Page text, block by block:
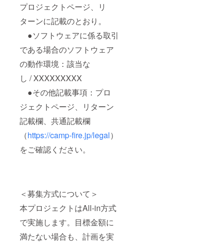
プロジェクトページ、リ
ターンに記載のとおり。
●ソフトウェアに係る取引
である場合のソフトウェア
の動作環境：該当な
し / XXXXXXXXX
●その他記載事項：プロ
ジェクトページ、リターン
記載欄、共通記載欄
（https://camp-fire.jp/legal）
をご確認ください。
＜募集方式について＞
本プロジェクトはAll-in方式
で実施します。目標金額に
満たない場合も、計画を実